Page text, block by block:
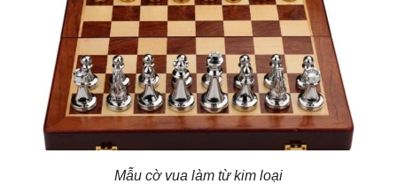
Mẫu cờ vua làm từ kim loại